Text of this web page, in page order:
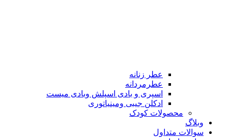
عطر زنانه
عطرمردانه
اسپری و بادی اسپلش وبادی میست
ادکلن جیبی ومینیاتوری
محصولات کودک
وبلاگ
سوالات متداول